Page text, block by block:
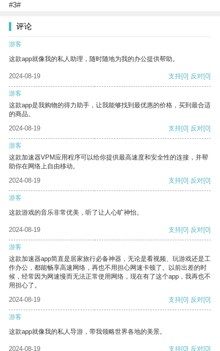
#3#
评论
游客
这款app就像我的私人助理，随时随地为我的办公提供帮助。
2024-08-19 支持[0] 反对[0]
游客
这款app是我购物的得力助手，让我能够找到最优惠的价格，买到最合适
的商品。
2024-08-19
支持[0] 反对[0]
游客
这款加速器VPM应用程序可以给你提供最高速度和安全性的连接，并帮
助你在网络上自由移动。
2024-08-19
支持[0] 反对[0]
游客
这款游戏的音乐非常优美，听了让人心旷神怡。
2024-08-19 支持[0] 反对[0]
游客
这款加速器app简直是居家旅行必备神器，无论是看视频、玩游戏还是工
作办公，都能畅享高速网络，再也不用担心网速卡顿了。以前出差的时
候，经常因为网速慢而无法正常使用网络，现在有了这个app，我再也不
用担心了。
2024-08-19
支持[0] 反对[0]
游客
这款app就像我的私人导游，带我领略世界各地的美景。
2024-08-19 支持[0] 反对[0]